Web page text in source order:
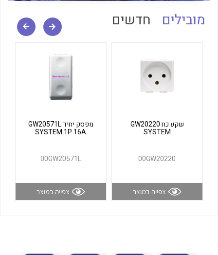
לכל מוצרי היצרן לכל מוצרי היצרן
מובילים חדשים
שקע כח GW20220
SYSTEM
00GW20220
צפייה במוצר
מפסק יחיד GW20571L
SYSTEM 1P 16A
00GW20571L
צפייה במוצר